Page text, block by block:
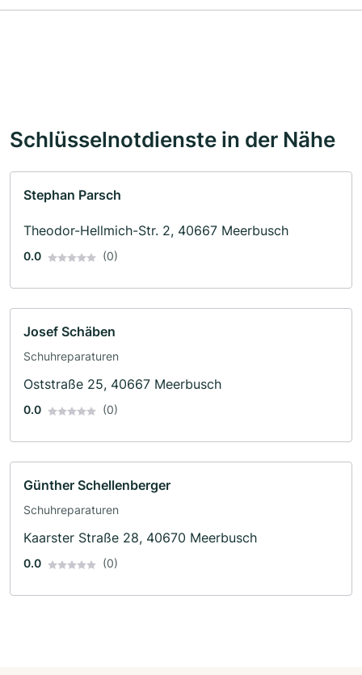
Schlüsselnotdienste in der Nähe
Stephan Parsch
Theodor-Hellmich-Str. 2, 40667 Meerbusch
0.0 (0)
Josef Schäben
Schuhreparaturen
Oststraße 25, 40667 Meerbusch
0.0 (0)
Günther Schellenberger
Schuhreparaturen
Kaarster Straße 28, 40670 Meerbusch
0.0 (0)